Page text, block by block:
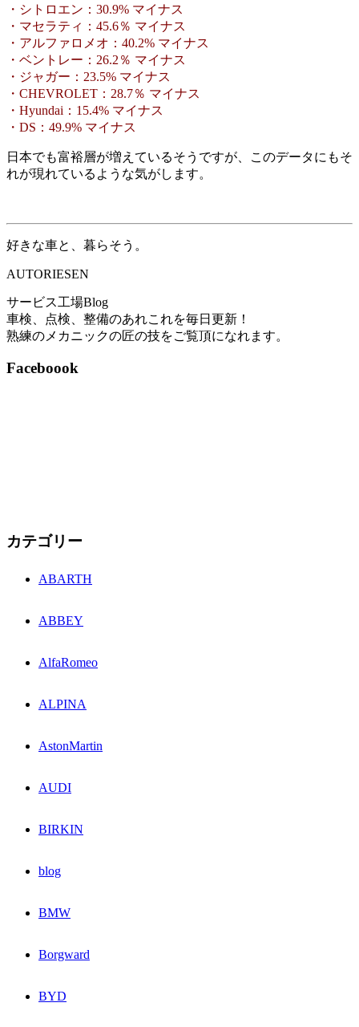
・シトロエン：30.9% マイナス
・マセラティ：45.6％ マイナス
・アルファロメオ：40.2% マイナス
・ベントレー：26.2％ マイナス
・ジャガー：23.5% マイナス
・CHEVROLET：28.7％ マイナス
・Hyundai：15.4% マイナス
・DS：49.9% マイナス
日本でも富裕層が増えているそうですが、このデータにもそ
れが現れているような気がします。
好きな車と、暮らそう。
AUTORIESEN
サービス工場Blog
車検、点検、整備のあれこれを毎日更新！
熟練のメカニックの匠の技をご覧頂になれます。
Faceboook
カテゴリー
ABARTH
ABBEY
AlfaRomeo
ALPINA
AstonMartin
AUDI
BIRKIN
blog
BMW
Borgward
BYD